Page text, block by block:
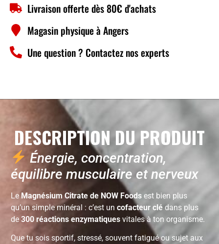
Livraison offerte dès 80€ d'achats
Magasin physique à Angers
Une question ? Contactez nos experts
DESCRIPTION DU PRODUIT
Énergie, concentration,
équilibre musculaire et nerveux
LeMagnésium Citrate de NOW Foods est bien plus
qu’un simple minéral : c’est uncofacteur clé dans plus
de300 réactions enzymatiques vitales à ton organisme.
Que tu sois sportif, stressé, souvent fatigué ou sujet aux